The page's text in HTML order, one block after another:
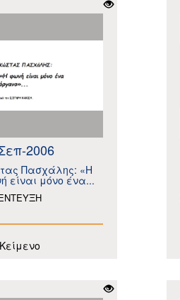
2006
Πασχάλης: «Η
είναι μόνο ένα...
Κείμενο